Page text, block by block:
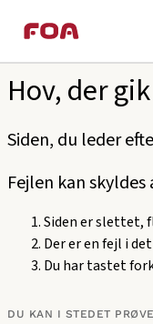
til
hovedindhold
til
hovedmenu
menu
404
Hov, der
Siden, du leder
Fejlen kan skyldes
Siden er
Der er en fejl i
Du har tastet
DU KAN I STEDET